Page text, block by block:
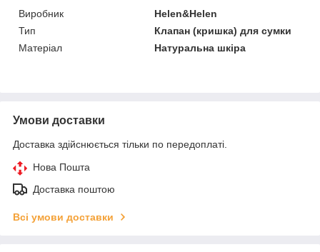
Виробник
Helen&Helen
Тип
Клапан (кришка) для сумки
Матеріал
Натуральна шкіра
Умови доставки
Доставка здійснюється тільки по передоплаті.
Нова Пошта
Доставка поштою
Всі умови доставки